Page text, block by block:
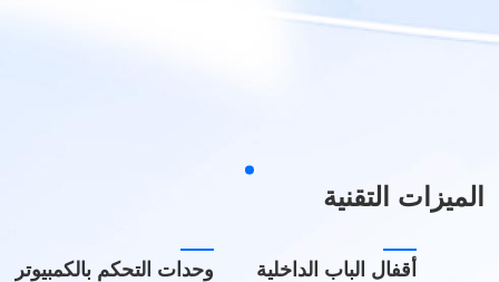
الميزات التقنية
وحدات التحكم بالكمبيوتر أقفال الباب الداخلية